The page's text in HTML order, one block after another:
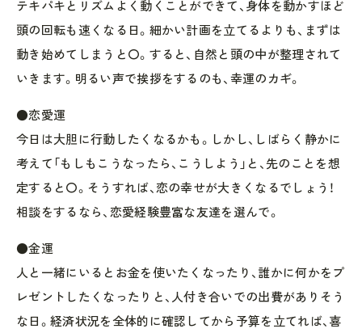
テキパキとリズムよく動くことができて、身体を動かすほど
頭の回転も速くなる日。細かい計画を立てるよりも、まずは
動き始めてしまうと〇。すると、自然と頭の中が整理されて
いきます。明るい声で挨拶をするのも、幸運のカギ。
●恋愛運
今日は大胆に行動したくなるかも。しかし、しばらく静かに
考えて「もしもこうなったら、こうしよう」と、先のことを想
定すると〇。そうすれば、恋の幸せが大きくなるでしょう！
相談をするなら、恋愛経験豊富な友達を選んで。
●金運
人と一緒にいるとお金を使いたくなったり、誰かに何かをプ
レゼントしたくなったりと、人付き合いでの出費がありそう
な日。経済状況を全体的に確認してから予算を立てれば、喜